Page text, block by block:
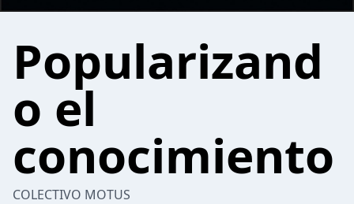
Popularizand
o el
conocimiento
COLECTIVO MOTUS